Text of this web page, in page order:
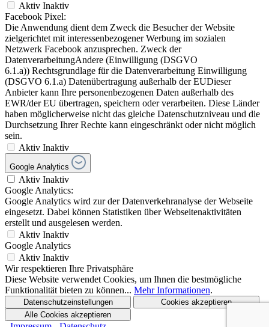
Aktiv Inaktiv
Facebook Pixel:
Die Anwendung dient dem Zweck die Besucher der Website
zielgerichtet mit interessenbezogener Werbung im sozialen
Netzwerk Facebook anzusprechen. Zweck der
DatenverarbeitungAndere (Einwilligung (DSGVO
6.1.a)) Rechtsgrundlage für die Datenverarbeitung Einwilligung
(DSGVO 6.1.a) Datenübertragung außerhalb der EUDieser
Anbieter kann Ihre personenbezogenen Daten außerhalb des
EWR/der EU übertragen, speichern oder verarbeiten. Diese Länder
haben möglicherweise nicht das gleiche Datenschutzniveau und die
Durchsetzung Ihrer Rechte kann eingeschränkt oder nicht möglich
sein.
Aktiv Inaktiv
Google Analytics
Aktiv Inaktiv
Google Analytics:
Google Analytics wird zur der Datenverkehranalyse der Webseite
eingesetzt. Dabei können Statistiken über Webseitenaktivitäten
erstellt und ausgelesen werden.
Aktiv Inaktiv
Google Analytics
Aktiv Inaktiv
Wir respektieren Ihre Privatsphäre
Diese Website verwendet Cookies, um Ihnen die bestmögliche
Funktionalität bieten zu können... Mehr Informationen.
Datenschutzeinstellungen
Cookies akzeptieren
Alle Cookies akzeptieren